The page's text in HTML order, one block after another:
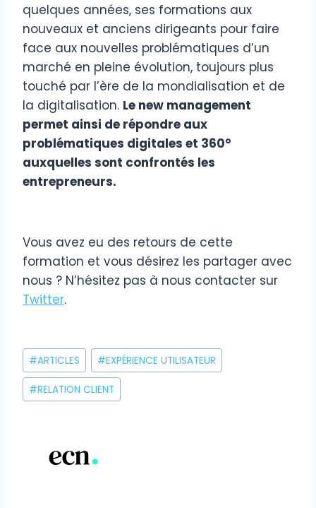
quelques années, ses formations aux
nouveaux et anciens dirigeants pour faire
face aux nouvelles problématiques d’un
marché en pleine évolution, toujours plus
touché par l’ère de la mondialisation et de
la digitalisation. Le new management
permet ainsi de répondre aux
problématiques digitales et 360°
auxquelles sont confrontés les
entrepreneurs.
Vous avez eu des retours de cette
formation et vous désirez les partager avec
nous ? N’hésitez pas à nous contacter sur
Twitter.
Étiquettes
de
la
#ARTICLES #EXPÉRIENCE UTILISATEUR
#RELATION CLIENT